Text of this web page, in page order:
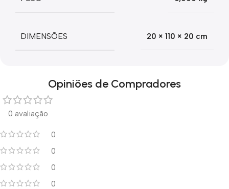
DIMENSÕES 20 × 110 × 20 cm
Opiniões de Compradores
0 avaliação
0
0
0
0